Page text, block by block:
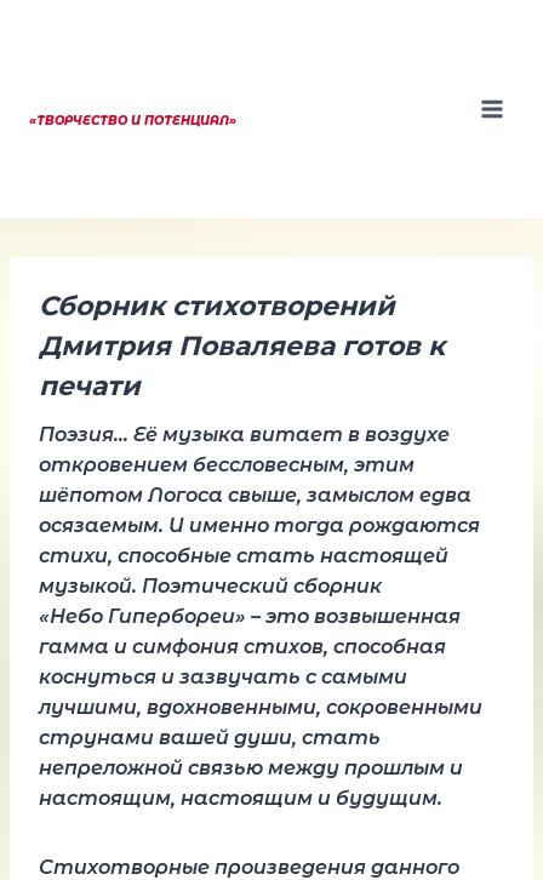
«ТВОРЧЕСТВО И ПОТЕНЦИАЛ»
Сборник стихотворений
Дмитрия Поваляева готов к
печати
Поэзия… Её музыка витает в воздухе
откровением бессловесным, этим
шёпотом Логоса свыше, замыслом едва
осязаемым. И именно тогда рождаются
стихи, способные стать настоящей
музыкой. Поэтический сборник
«Небо Гипербореи» – это возвышенная
гамма и симфония стихов, способная
коснуться и зазвучать с самыми
лучшими, вдохновенными, сокровенными
струнами вашей души, стать
непреложной связью между прошлым и
настоящим, настоящим и будущим.
Стихотворные произведения данного